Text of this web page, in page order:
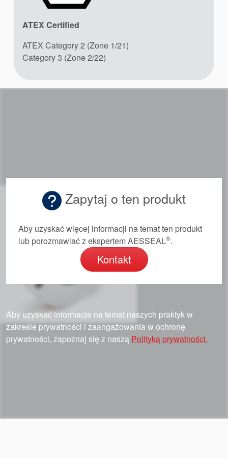
ATEX Certified
ATEX Category 2 (Zone 1/21)
Category 3 (Zone 2/22)
Zapytaj o ten produkt
Aby uzyskać więcej informacji na temat ten produkt
lub porozmawiać z ekspertem AESSEAL®.
Kontakt
Aby uzyskać informacje na temat naszych praktyk w
zakresie prywatności i zaangażowania w ochronę
prywatności, zapoznaj się z naszą Polityką prywatności.